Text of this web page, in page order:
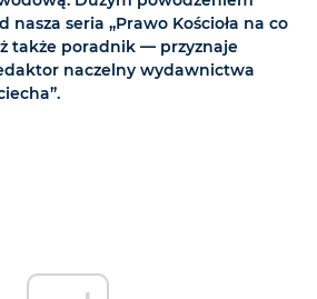
nasza seria „Prawo Kościoła na co
także poradnik — przyznaje
naczelny wydawnictwa